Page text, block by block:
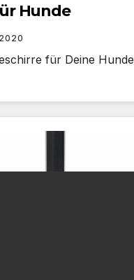
Hunde
für Deine Hunde